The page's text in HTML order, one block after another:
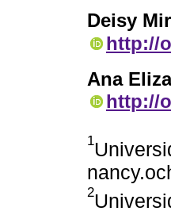
Deisy
http://
Ana
http://
1
2